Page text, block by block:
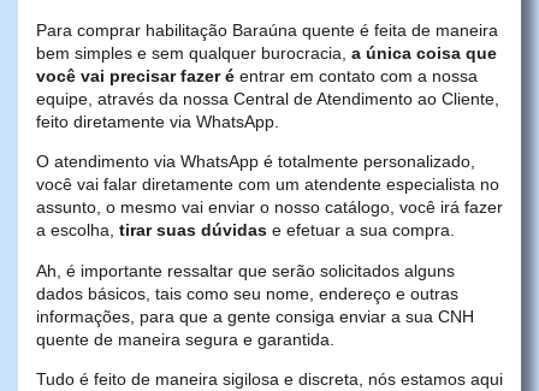
Para comprar habilitação Baraúna quente é feita de maneira
bem simples e sem qualquer burocracia, a única coisa que
você vai precisar fazer é entrar em contato com a nossa
equipe, através da nossa Central de Atendimento ao Cliente,
feito diretamente via WhatsApp.
O atendimento via WhatsApp é totalmente personalizado,
você vai falar diretamente com um atendente especialista no
assunto, o mesmo vai enviar o nosso catálogo, você irá fazer
a escolha, tirar suas dúvidas e efetuar a sua compra.
Ah, é importante ressaltar que serão solicitados alguns
dados básicos, tais como seu nome, endereço e outras
informações, para que a gente consiga enviar a sua CNH
quente de maneira segura e garantida.
Tudo é feito de maneira sigilosa e discreta, nós estamos aqui